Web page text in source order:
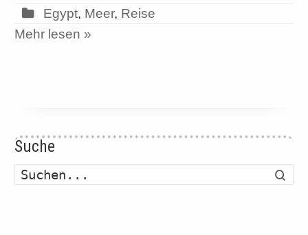
Egypt, Meer, Reise
Mehr lesen »
Suche